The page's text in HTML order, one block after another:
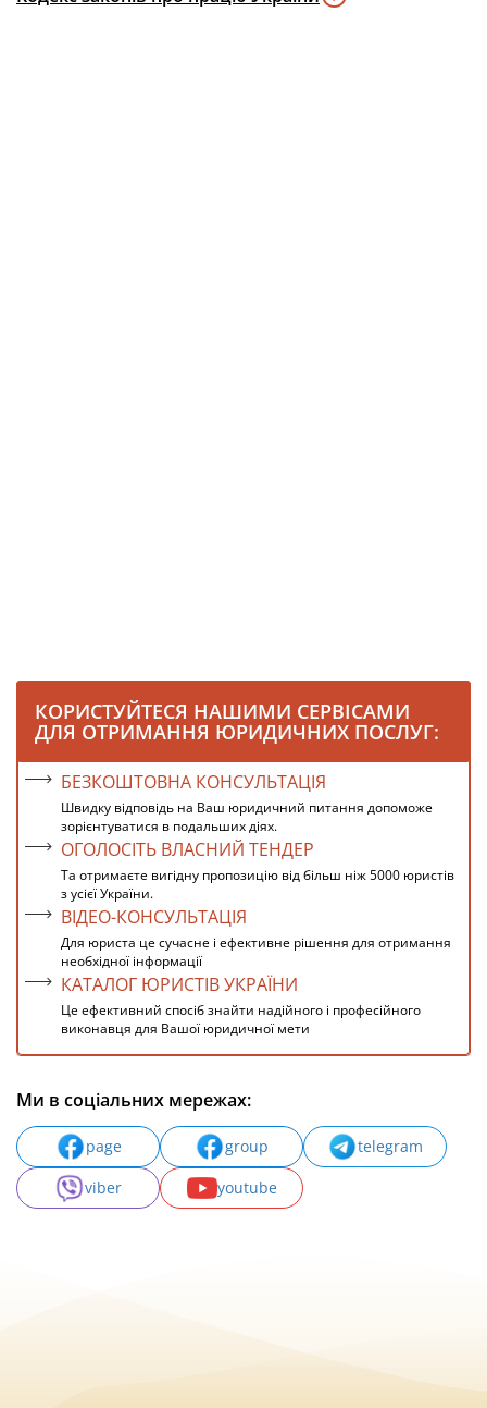
КОРИСТУЙТЕСЯ НАШИМИ СЕРВІСАМИ
ДЛЯ ОТРИМАННЯ ЮРИДИЧНИХ ПОСЛУГ:
БЕЗКОШТОВНА КОНСУЛЬТАЦІЯ
Швидку відповідь на Ваш юридичний питання допоможе
зорієнтуватися в подальших діях.
ОГОЛОСІТЬ ВЛАСНИЙ ТЕНДЕР
Та отримаєте вигідну пропозицію від більш ніж 5000 юристів
з усієї України.
ВІДЕО-КОНСУЛЬТАЦІЯ
Для юриста це сучасне і ефективне рішення для отримання
необхідної інформації
КАТАЛОГ ЮРИСТІВ УКРАЇНИ
Це ефективний спосіб знайти надійного і професійного
виконавця для Вашої юридичної мети
Ми в соціальних мережах:
page group
telegram
viber
youtube